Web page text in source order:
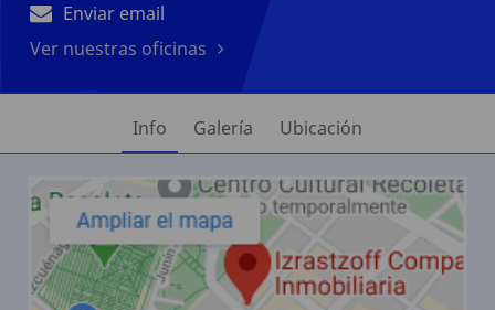
Enviar email
Ver nuestras oficinas
Info Galería Ubicación